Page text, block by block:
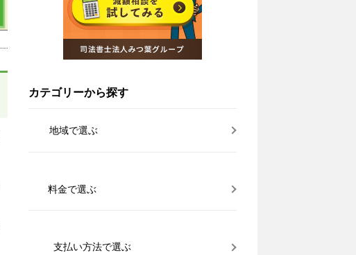
カテゴリーから探す
地域で選ぶ
料金で選ぶ
支払い方法で選ぶ